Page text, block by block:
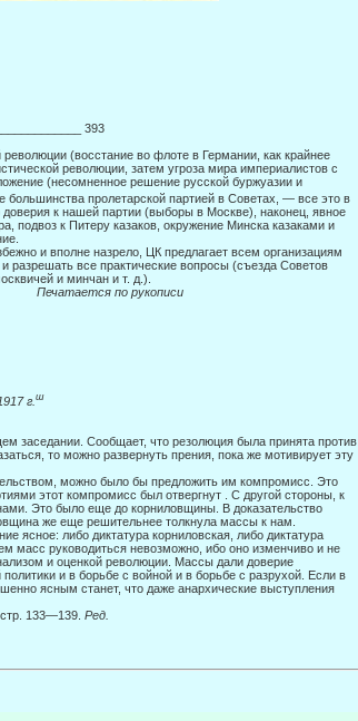
393
(восстание во флоте в Германии, как крайнее
революции, затем угроза мира империалистов с
(несомненное решение русской буржуа­зии и
проле­тарской партией в Советах, — все это в
к нашей партии (выборы в Москве), наконец, явное
подвоз к Питеру казаков, окружение Минска казаками и
и вполне назрело, ЦК предлагает всем организациям
разрешать все практические вопросы (съезда Советов
и минчан и т. д.).
по рукописи
г. ш
заседании. Сообща­ет, что резолюция была принята против
то можно развернуть прения, пока же мотивирует эту
можно было бы предложить им компромисс. Это
этот компромисс был отвергнут . С другой стороны, к
Это было еще до корниловщины. В доказа­тельство
же еще решительнее толкнула массы к нам.
ясное: либо диктатура корниловская, либо диктатура
масс руководиться невозможно, ибо оно из­менчиво и не
и оценкой революции. Массы дали доверие
и в борьбе с войной и в борьбе с разрухой. Если в
ясным станет, что даже анархи­ческие выступления
133—139. Ред.